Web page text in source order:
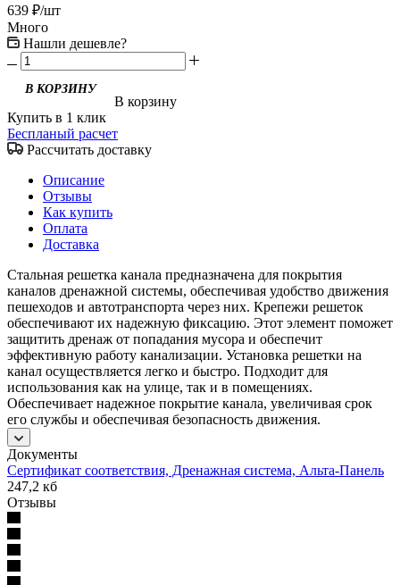
639 ₽/шт
Много
Нашли дешевле?
В корзину
Купить в 1 клик
Беспланый расчет
Рассчитать доставку
Описание
Отзывы
Как купить
Оплата
Доставка
Стальная решетка канала предназначена для покрытия
каналов дренажной системы, обеспечивая удобство движения
пешеходов и автотранспорта через них. Крепежи решеток
обеспечивают их надежную фиксацию. Этот элемент поможет
защитить дренаж от попадания мусора и обеспечит
эффективную работу канализации. Установка решетки на
канал осуществляется легко и быстро. Подходит для
использования как на улице, так и в помещениях.
Обеспечивает надежное покрытие канала, увеличивая срок
его службы и обеспечивая безопасность движения.
Документы
Сертификат соответствия, Дренажная система, Альта-Панель
247,2 кб
Отзывы